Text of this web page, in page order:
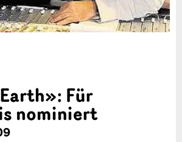
Für
nominiert